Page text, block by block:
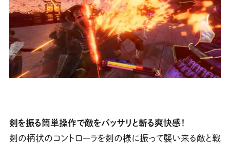
剣を振る簡単操作で敵をバッサリと斬る爽快感！
剣の柄状のコントローラを剣の様に振って襲い来る敵と戦